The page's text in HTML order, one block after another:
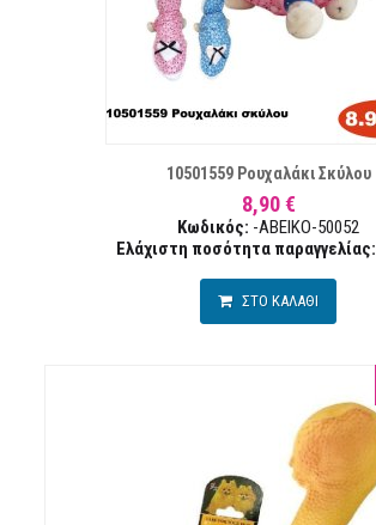
10501559 Ρουχαλάκι Σκύλου
8,90 €
Κωδικός: -ABEIKO-50052
Ελάχιστη ποσότητα παραγγελίας:
ΣΤΟ ΚΑΛΑΘΙ